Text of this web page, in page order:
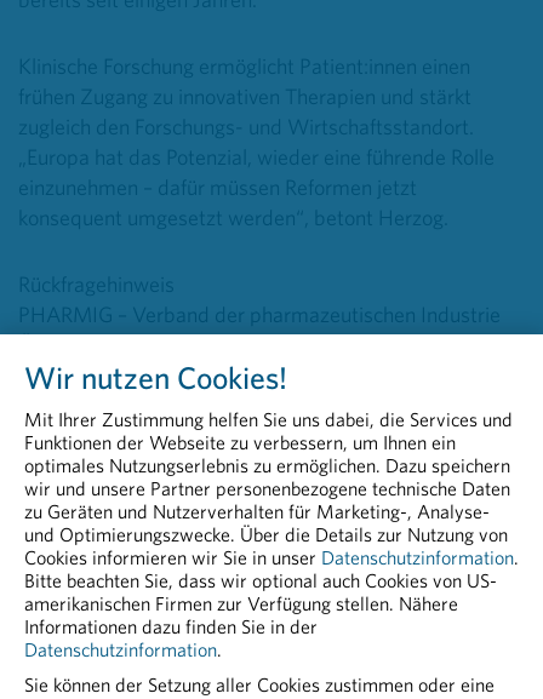
Klinische Forschung ermöglicht Patient:innen einen
frühen Zugang zu innovativen Therapien und stärkt
zugleich den Forschungs- und Wirtschaftsstandort.
„Europa hat das Potenzial, wieder eine führende Rolle
einzunehmen – dafür müssen Reformen jetzt
konsequent umgesetzt werden“, betont Herzog.
Rückfragehinweis
PHARMIG – Verband der pharmazeutischen Industrie
Head of Communications & PR
+43 664 8860 5264
peter.richter@pharmig.at
20260519 Europas klinische Forschung steht unter
Druck
PDF - 173,57 KB
Wir nutzen Cookies!
Mit Ihrer Zustimmung helfen Sie uns dabei, die Services und
Funktionen der Webseite zu verbessern, um Ihnen ein
optimales Nutzungserlebnis zu ermöglichen. Dazu speichern
wir und unsere Partner personenbezogene technische Daten
zu Geräten und Nutzerverhalten für Marketing-, Analyse-
und Optimierungszwecke. Über die Details zur Nutzung von
Cookies informieren wir Sie in unser Datenschutzinformation.
Bitte beachten Sie, dass wir optional auch Cookies von US-
amerikanischen Firmen zur Verfügung stellen. Nähere
Informationen dazu finden Sie in der
Datenschutzinformation.
Sie können der Setzung aller Cookies zustimmen oder eine